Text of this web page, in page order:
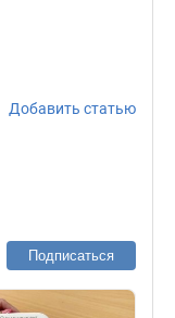
Добавить статью
Подписаться